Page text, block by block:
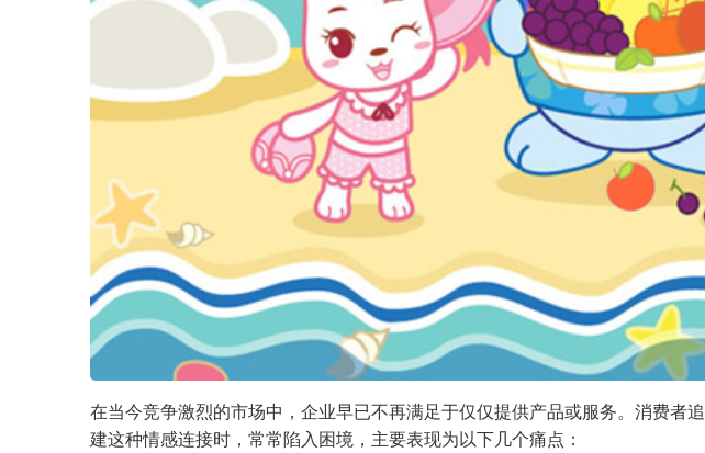
在当今竞争激烈的市场中，企业早已不再满足于仅仅提供产品或服务。消费
建这种情感连接时，常常陷入困境，主要表现为以下几个痛点：